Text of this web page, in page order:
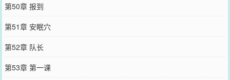
第50章 报到
第51章 安眠穴
第52章 队长
第53章 第一课